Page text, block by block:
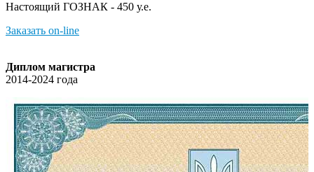
Настоящий ГОЗНАК - 450 у.е.
Заказать on-line
Диплом магистра
2014-2024 года